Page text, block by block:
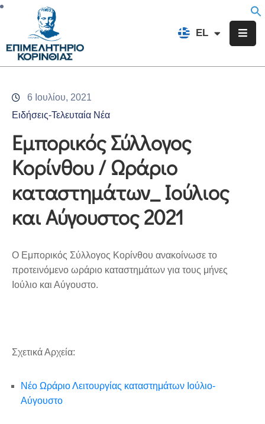
EL
FR
Επιμελητήριο
Υπηρεσίες
Προγράμματα
Δράσεις
Εκδηλώσεις
Επικοινωνία
6 Ιουλίου, 2021
Ειδήσεις-Τελευταία Νέα
Εμπορικός Σύλλογος
Κορίνθου / Ωράριο
καταστημάτων_ Ιούλιος
και Αύγουστος 2021
Ο Εμπορικός Σύλλογος Κορίνθου ανακοίνωσε το
προτεινόμενο ωράριο καταστημάτων για τους μήνες
Ιούλιο και Αύγουστο.
Σχετικά Αρχεία:
Νέο Ωράριο Λειτουργίας καταστημάτων Ιούλιο-
Αύγουστο